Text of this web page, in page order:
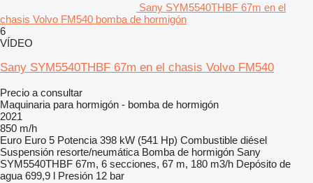
Sany SYM5540THBF 67m en el
chasis Volvo FM540 bomba de hormigón
6
VÍDEO
Sany SYM5540THBF 67m en el chasis Volvo FM540
Precio a consultar
Maquinaria para hormigón - bomba de hormigón
2021
850 m/h
Euro Euro 5 Potencia 398 kW (541 Hp) Combustible diésel
Suspensión resorte/neumática Bomba de hormigón Sany
SYM5540THBF 67m, 6 secciones, 67 m, 180 m3/h Depósito de
agua 699,9 l Presión 12 bar